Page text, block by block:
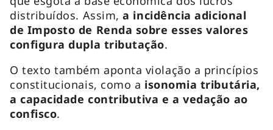
distribuídos. Assim,a incidência adicional
de Imposto de Renda sobre esses valores
configura dupla tributação.
O texto também aponta violação a princípios
constitucionais, como a isonomia tributária,
a capacidade contributiva e a vedação ao
confisco.